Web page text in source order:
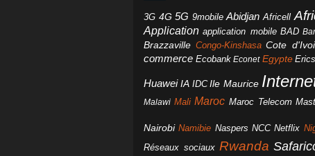
3G 4G 5G 9mobile Abidjan Africell
Application application mobile BAD
Brazzaville Congo-Kinshasa Cote
commerce Ecobank Econet Egypte
Huawei IA IDC Ile Maurice
Malawi Mali Maroc Maroc Telecom
Nairobi Namibie Naspers NCC Netflix
Réseaux sociaux Rwanda